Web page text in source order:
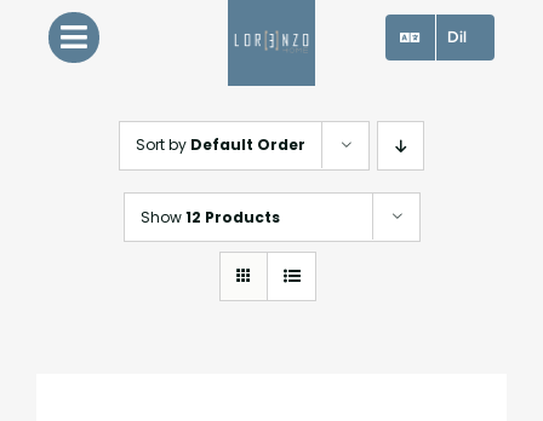
Dil
Sort by Default Order
Show12 Products